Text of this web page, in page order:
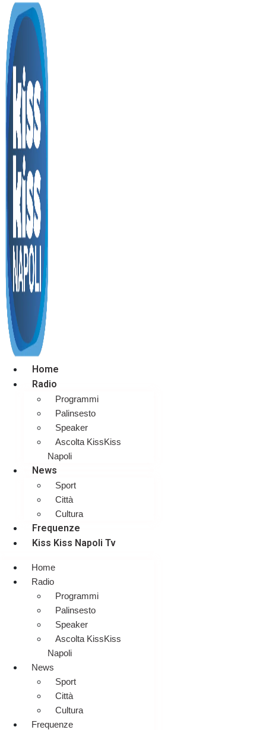
Home
Radio
Programmi
Palinsesto
Speaker
Ascolta KissKiss
Napoli
News
Sport
Città
Cultura
Frequenze
Kiss Kiss Napoli Tv
Home
Radio
Programmi
Palinsesto
Speaker
Ascolta KissKiss
Napoli
News
Sport
Città
Cultura
Frequenze